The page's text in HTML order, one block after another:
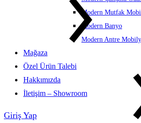
Modern Mutfak
Modern Banyo
Modern Antre
Mağaza
Özel Ürün Talebi
Hakkımızda
İletişim – Showroom
Giriş Yap